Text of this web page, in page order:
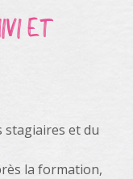
ET
stagiaires et du
la formation,